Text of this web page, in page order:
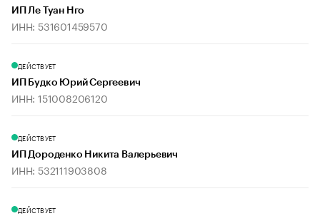
ИП Ле Туан Нго
ИНН: 531601459570
ДЕЙСТВУЕТ
ИП Будко Юрий Сергеевич
ИНН: 151008206120
ДЕЙСТВУЕТ
ИП Дороденко Никита Валерьевич
ИНН: 532111903808
ДЕЙСТВУЕТ